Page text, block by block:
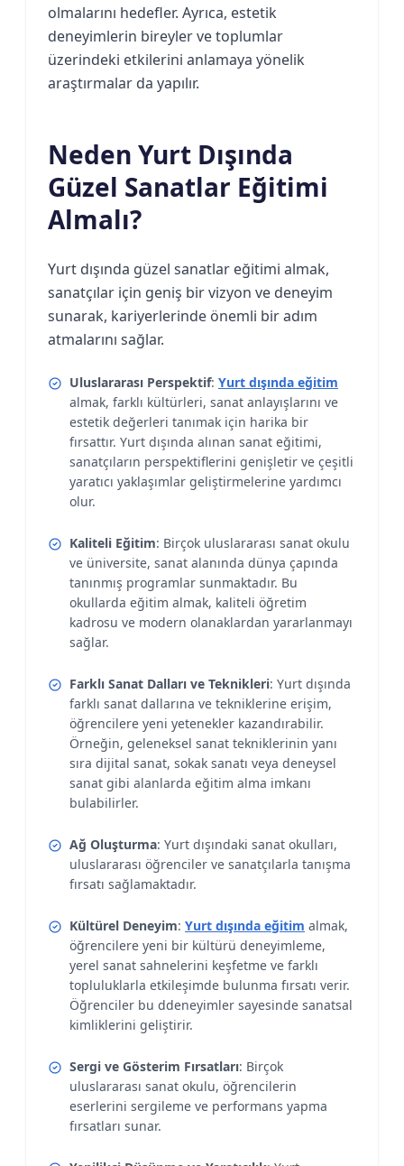
olmalarını hedefler. Ayrıca, estetik
deneyimlerin bireyler ve toplumlar
üzerindeki etkilerini anlamaya yönelik
araştırmalar da yapılır.
Neden Yurt Dışında
Güzel Sanatlar Eğitimi
Almalı?
Yurt dışında güzel sanatlar eğitimi almak,
sanatçılar için geniş bir vizyon ve deneyim
sunarak, kariyerlerinde önemli bir adım
atmalarını sağlar.
Uluslararası Perspektif: Yurt dışında eğitim
almak, farklı kültürleri, sanat anlayışlarını ve
estetik değerleri tanımak için harika bir
fırsattır. Yurt dışında alınan sanat eğitimi,
sanatçıların perspektiflerini genişletir ve çeşitli
yaratıcı yaklaşımlar geliştirmelerine yardımcı
olur.
Kaliteli Eğitim: Birçok uluslararası sanat okulu
ve üniversite, sanat alanında dünya çapında
tanınmış programlar sunmaktadır. Bu
okullarda eğitim almak, kaliteli öğretim
kadrosu ve modern olanaklardan yararlanmayı
sağlar.
Farklı Sanat Dalları ve Teknikleri: Yurt dışında
farklı sanat dallarına ve tekniklerine erişim,
öğrencilere yeni yetenekler kazandırabilir.
Örneğin, geleneksel sanat tekniklerinin yanı
sıra dijital sanat, sokak sanatı veya deneysel
sanat gibi alanlarda eğitim alma imkanı
bulabilirler.
Ağ Oluşturma: Yurt dışındaki sanat okulları,
uluslararası öğrenciler ve sanatçılarla tanışma
fırsatı sağlamaktadır.
Kültürel Deneyim: Yurt dışında eğitim almak,
öğrencilere yeni bir kültürü deneyimleme,
yerel sanat sahnelerini keşfetme ve farklı
topluluklarla etkileşimde bulunma fırsatı verir.
Öğrenciler bu ddeneyimler sayesinde sanatsal
kimliklerini geliştirir.
Sergi ve Gösterim Fırsatları: Birçok
uluslararası sanat okulu, öğrencilerin
eserlerini sergileme ve performans yapma
fırsatları sunar.